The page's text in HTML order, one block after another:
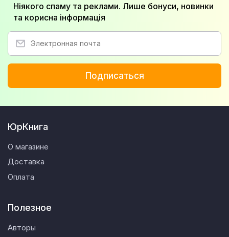
Ніякого спаму та реклами. Лише бонуси, новинки
та корисна інформація
Подписаться
ЮрКнига
О магазине
Доставка
Оплата
Полезное
Авторы